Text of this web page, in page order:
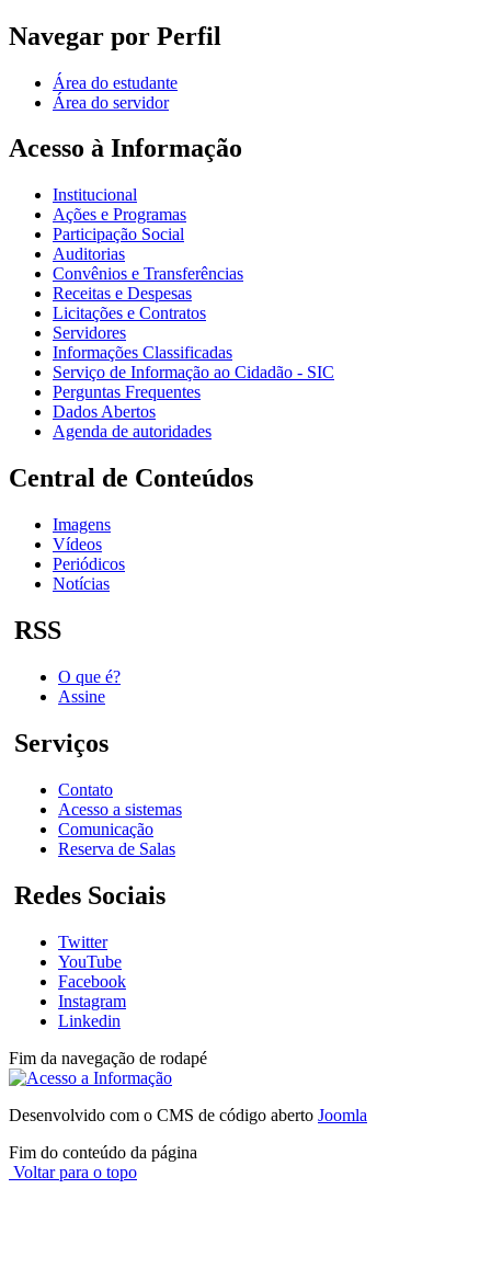
Navegar por Perfil
Área do estudante
Área do servidor
Acesso à Informação
Institucional
Ações e Programas
Participação Social
Auditorias
Convênios e Transferências
Receitas e Despesas
Licitações e Contratos
Servidores
Informações Classificadas
Serviço de Informação ao Cidadão - SIC
Perguntas Frequentes
Dados Abertos
Agenda de autoridades
Central de Conteúdos
Imagens
Vídeos
Periódicos
Notícias
RSS
O que é?
Assine
Serviços
Contato
Acesso a sistemas
Comunicação
Reserva de Salas
Redes Sociais
Twitter
YouTube
Facebook
Instagram
Linkedin
Fim da navegação de rodapé
Desenvolvido com o CMS de código aberto Joomla
Fim do conteúdo da página
Voltar para o topo